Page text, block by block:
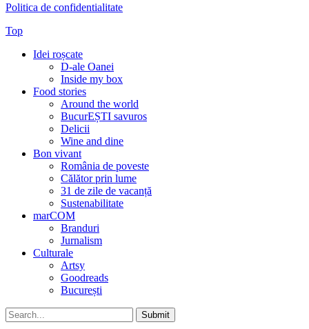
Politica de confidentialitate
Top
Idei roșcate
D-ale Oanei
Inside my box
Food stories
Around the world
BucurEȘTI savuros
Delicii
Wine and dine
Bon vivant
România de poveste
Călător prin lume
31 de zile de vacanță
Sustenabilitate
marCOM
Branduri
Jurnalism
Culturale
Artsy
Goodreads
București
Submit